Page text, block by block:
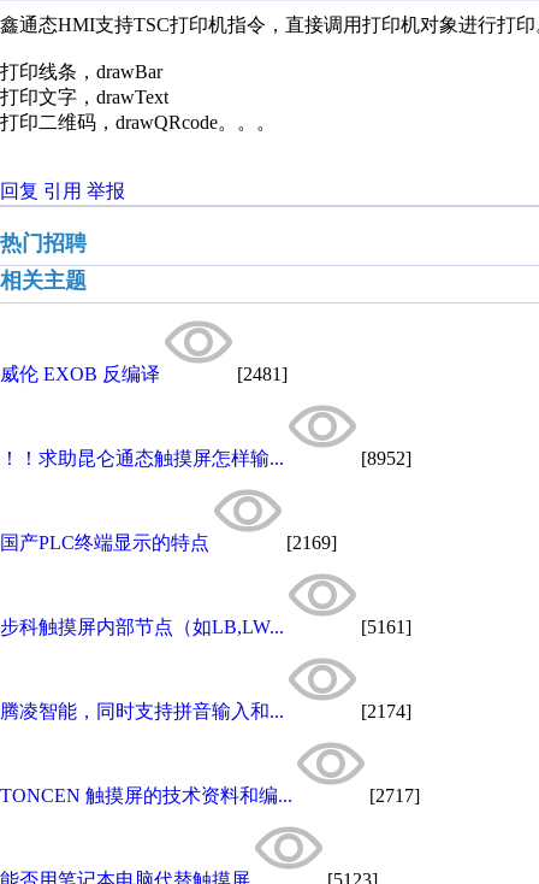
鑫通态HMI支持TSC打印机指令，直接调用打印机对象进行打印
打印线条，drawBar
打印文字，drawText
打印二维码，drawQRcode。。。
回复 引用 举报
热门招聘
相关主题
威伦 EXOB 反编译 [2481]
！！求助昆仑通态触摸屏怎样输... [8952]
国产PLC终端显示的特点 [2169]
步科触摸屏内部节点（如LB,LW... [5161]
腾凌智能，同时支持拼音输入和... [2174]
TONCEN 触摸屏的技术资料和编... [2717]
能否用笔记本电脑代替触摸屏 [5123]